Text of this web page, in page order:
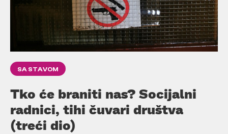
SA STAVOM
Tko će braniti nas? Socijalni
radnici, tihi čuvari društva
(treći dio)